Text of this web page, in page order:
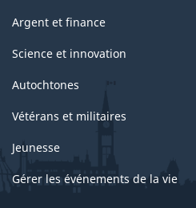
Argent et finance
Science et innovation
Autochtones
Vétérans et militaires
Jeunesse
Gérer les événements de la vie